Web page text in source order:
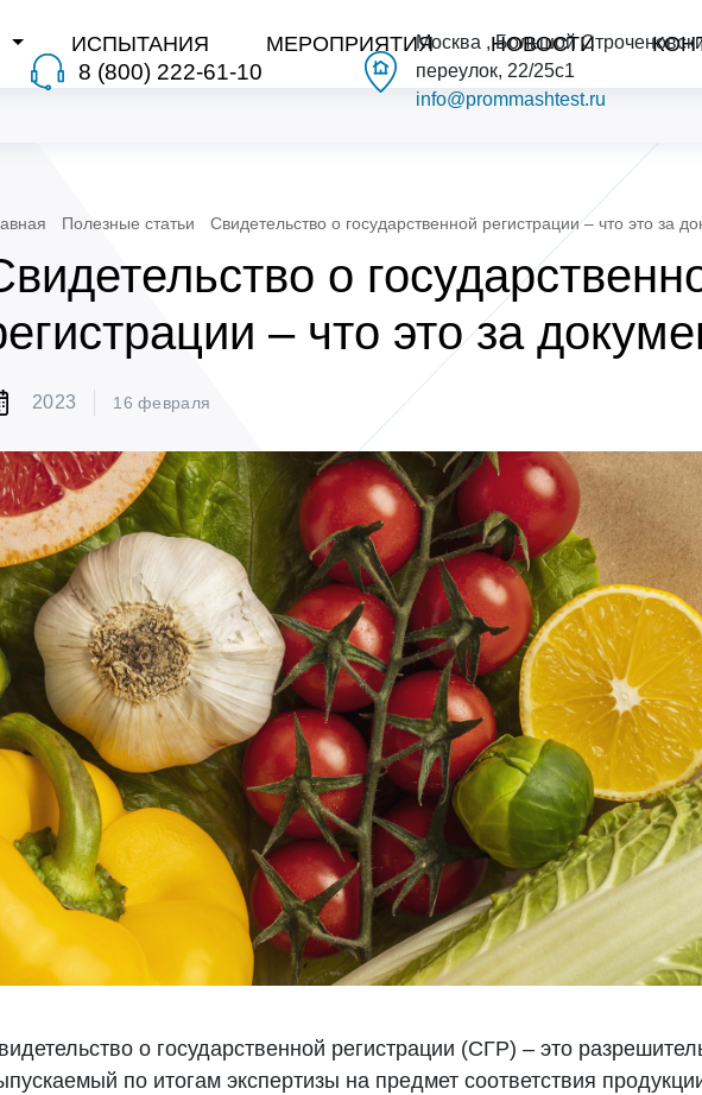
8 (800) 222-61-10
Москва , Большой
переулок, 22/25с1
info@prommashtest.ru
ИСПЫТАНИЯ МЕРОПРИЯТИЯ НОВОСТИ
Полезные статьи Свидетельство о государственной регистрации – что это за
о
– что это за
2023 16 февраля
о государственной регистрации (СГР) – это
по итогам экспертизы на предмет соответствия